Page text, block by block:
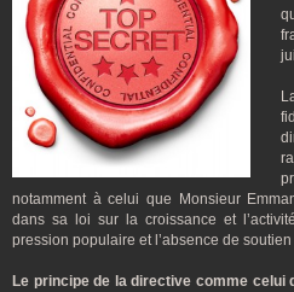
notamment à celui que Monsieur
dans sa loi sur la croissance et
pression populaire et l’absence de soutien
Le principe de la directive comme celui